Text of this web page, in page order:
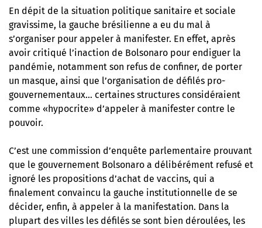
En dépit de la situation politique sanitaire et sociale
gravissime, la gauche brésilienne a eu du mal à
s’organiser pour appeler à manifester. En effet, après
avoir critiqué l’inaction de Bolsonaro pour endiguer la
pandémie, notamment son refus de confiner, de porter
un masque, ainsi que l’organisation de défilés pro-
gouvernementaux… certaines structures considéraient
comme «hypocrite» d’appeler à manifester contre le
pouvoir.
C’est une commission d’enquête parlementaire prouvant
que le gouvernement Bolsonaro a délibérément refusé et
ignoré les propositions d’achat de vaccins, qui a
finalement convaincu la gauche institutionnelle de se
décider, enfin, à appeler à la manifestation. Dans la
plupart des villes les défilés se sont bien déroulées, les